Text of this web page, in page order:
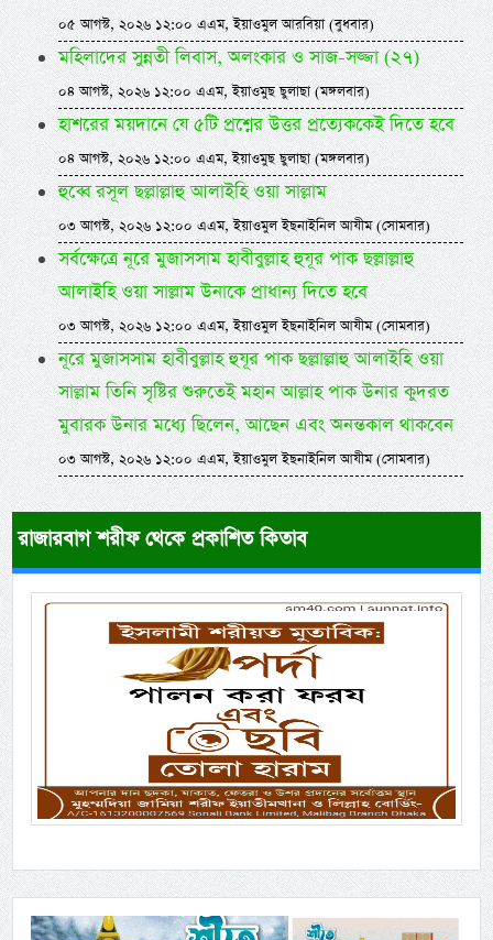
০৫ আগস্ট, ২০২৬ ১২:০০ এএম, ইয়াওমুল আরবিয়া (বুধবার)
মহিলাদের সুন্নতী লিবাস, অলংকার ও সাজ-সজ্জা (২৭)
০৪ আগস্ট, ২০২৬ ১২:০০ এএম, ইয়াওমুছ ছুলাছা (মঙ্গলবার)
হাশরের ময়দানে যে ৫টি প্রশ্নের উত্তর প্রত্যেককেই দিতে হবে
০৪ আগস্ট, ২০২৬ ১২:০০ এএম, ইয়াওমুছ ছুলাছা (মঙ্গলবার)
হুব্বে রসূল ছল্লাল্লাহু আলাইহি ওয়া সাল্লাম
০৩ আগস্ট, ২০২৬ ১২:০০ এএম, ইয়াওমুল ইছনাইনিল আযীম (সোমবার)
সর্বক্ষেত্রে নূরে মুজাসসাম হাবীবুল্লাহ হুযূর পাক ছল্লাল্লাহু
আলাইহি ওয়া সাল্লাম উনাকে প্রাধান্য দিতে হবে
০৩ আগস্ট, ২০২৬ ১২:০০ এএম, ইয়াওমুল ইছনাইনিল আযীম (সোমবার)
নূরে মুজাসসাম হাবীবুল্লাহ হুযূর পাক ছল্লাল্লাহু আলাইহি ওয়া
সাল্লাম তিনি সৃষ্টির শুরুতেই মহান আল্লাহ পাক উনার কুদরত
মুবারক উনার মধ্যে ছিলেন, আছেন এবং অনন্তকাল থাকবেন
০৩ আগস্ট, ২০২৬ ১২:০০ এএম, ইয়াওমুল ইছনাইনিল আযীম (সোমবার)
রাজারবাগ শরীফ থেকে প্রকাশিত কিতাব